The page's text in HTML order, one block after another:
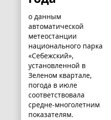
о данным
автоматической
метеостанции
национального парка
«Себежский»,
установленной в
Зеленом квартале,
погода в июле
соответствовала
средне-многолетним
показателям.